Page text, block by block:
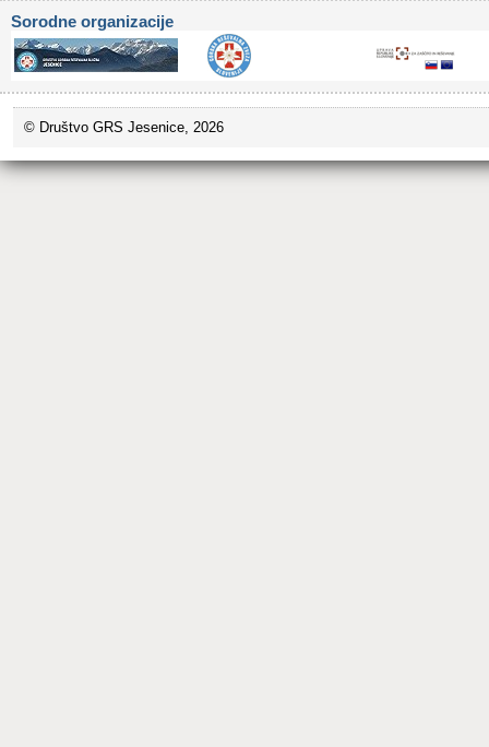
Sorodne organizacije
© Društvo GRS Jesenice, 2026